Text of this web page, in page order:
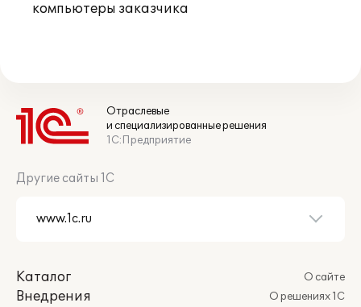
компьютеры заказчика
Отраслевые
и специализированные решения
1С:Предприятие
Другие сайты 1С
Каталог
Внедрения
О сайте
О решениях 1С